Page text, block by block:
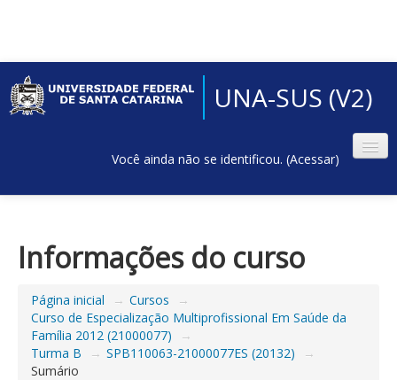
UNA-SUS (V2)
Você ainda não se identificou. (Acessar)
Informações do curso
Página inicial → Cursos
→
Curso de Especialização Multiprofissional Em Saúde da
Família 2012 (21000077)
→
Turma B
→ SPB110063-21000077ES (20132)
→
Sumário